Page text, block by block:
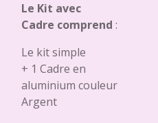
Le Kit avec
Cadre comprend :
Le kit simple
+ 1 Cadre en
aluminium couleur
Argent